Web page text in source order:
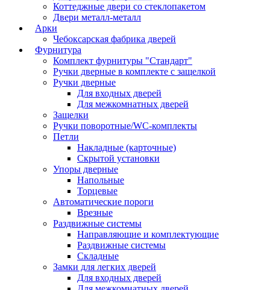
Коттеджные двери со стеклопакетом
Двери металл-металл
Арки
Чебоксарская фабрика дверей
Фурнитура
Комплект фурнитуры "Стандарт"
Ручки дверные в комплекте с защелкой
Ручки дверные
Для входных дверей
Для межкомнатных дверей
Защелки
Ручки поворотные/WC-комплекты
Петли
Накладные (карточные)
Скрытой установки
Упоры дверные
Напольные
Торцевые
Автоматические пороги
Врезные
Раздвижные системы
Направляющие и комплектующие
Раздвижные системы
Складные
Замки для легких дверей
Для входных дверей